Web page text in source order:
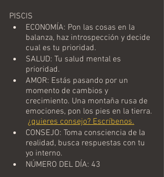
PISCIS
ECONOMÍA: Pon las cosas en la
balanza, haz introspección y decide
cual es tu prioridad.
SALUD: Tu salud mental es
prioridad.
AMOR: Estás pasando por un
momento de cambios y
crecimiento. Una montaña rusa de
emociones, pon los pies en la tierra.
¿quieres consejo? Escríbenos.
CONSEJO: Toma consciencia de la
realidad, busca respuestas con tu
yo interno.
NÚMERO DEL DÍA: 43